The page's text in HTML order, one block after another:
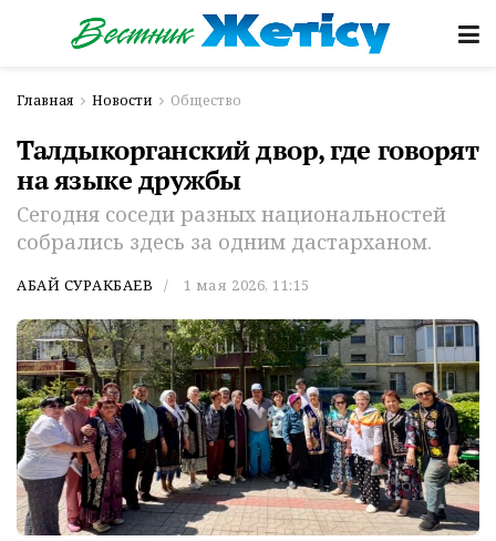
Главная Новости Общество
Талдыкорганский двор, где говорят
на языке дружбы
Сегодня соседи разных национальностей
собрались здесь за одним дастарханом.
АБАЙ СУРАКБАЕВ 1 мая 2026, 11:15